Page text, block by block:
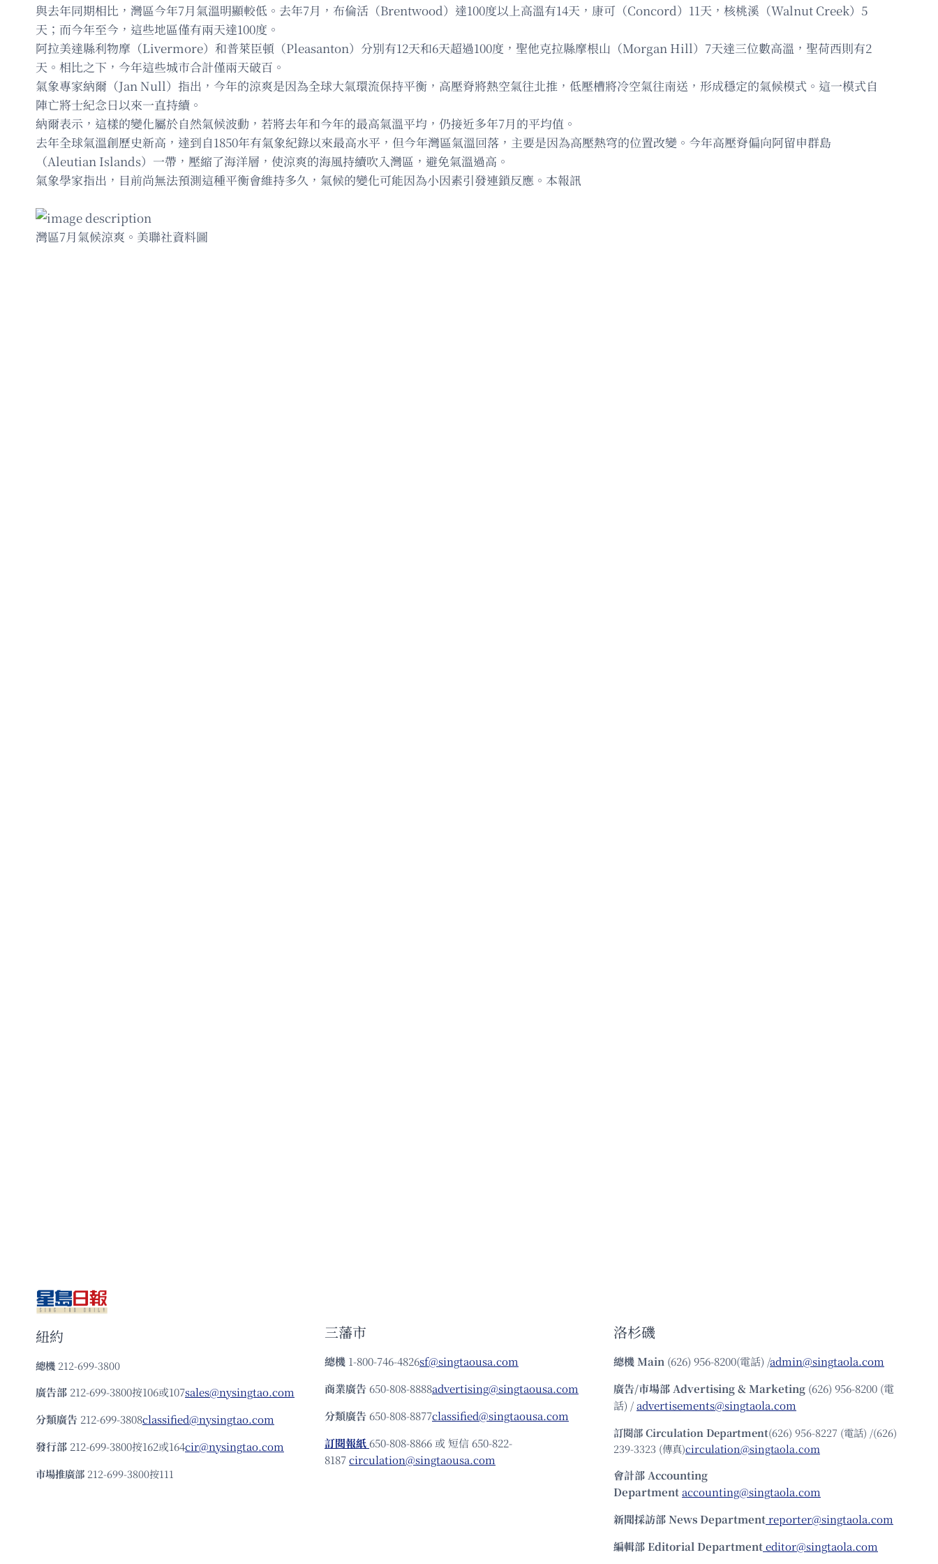
與去年同期相比，灣區今年7月氣溫明顯較低。去年7月，布倫活（Brentwood）達100度以上高溫有14天，康可（Concord）11天，核桃溪（Walnut Creek）5
天；而今年至今，這些地區僅有兩天達100度。
阿拉美達縣利物摩（Livermore）和普萊臣頓（Pleasanton）分別有12天和6天超過100度，聖他克拉縣摩根山（Morgan Hill）7天達三位數高溫，聖荷西則有2
天。相比之下，今年這些城市合計僅兩天破百。
氣象專家納爾（Jan Null）指出，今年的涼爽是因為全球大氣環流保持平衡，高壓脊將熱空氣往北推，低壓槽將冷空氣往南送，形成穩定的氣候模式。這一模式自
陣亡將士紀念日以來一直持續。
納爾表示，這樣的變化屬於自然氣候波動，若將去年和今年的最高氣溫平均，仍接近多年7月的平均值。
去年全球氣溫創歷史新高，達到自1850年有氣象紀錄以來最高水平，但今年灣區氣溫回落，主要是因為高壓熱穹的位置改變。今年高壓脊偏向阿留申群島
（Aleutian Islands）一帶，壓縮了海洋層，使涼爽的海風持續吹入灣區，避免氣溫過高。
氣象學家指出，目前尚無法預測這種平衡會維持多久，氣候的變化可能因為小因素引發連鎖反應。本報訊
灣區7月氣候涼爽。美聯社資料圖
紐約
總機 212-699-3800
廣告部 212-699-3800按106或107sales@nysingtao.com
分類廣告 212-699-3808classified@nysingtao.com
發⾏部 212-699-3800按162或164cir@nysingtao.com
市場推廣部 212-699-3800按111
三藩市
總機 1-800-746-4826sf@singtaousa.com
商業廣告 650-808-8888advertising@singtaousa.com
分類廣告 650-808-8877classified@singtaousa.com
訂閱報紙 650-808-8866 或 短信 650-822-
8187circulation@singtaousa.com
洛杉磯
總機Main (626) 956-8200(電話) /admin@singtaola.com
廣告/市場部Advertising & Marketing (626) 956-8200 (電
話) /advertisements@singtaola.com
訂閱部 Circulation Department(626) 956-8227 (電話) /(626)
239-3323 (傳真)circulation@singtaola.com
會計部 Accounting
Departmentaccounting@singtaola.com
新聞採訪部 News Departmentreporter@singtaola.com
編輯部 Editorial Departmenteditor@singtaola.com